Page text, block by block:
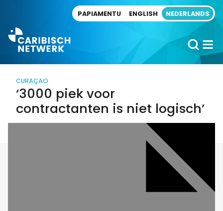
PAPIAMENTU ENGLISH NEDERLANDS
CURAÇAO
‘3000 piek voor
contractanten is niet logisch’